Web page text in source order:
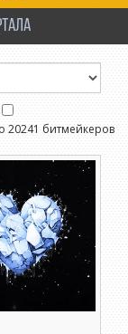
20241 битмейкеров